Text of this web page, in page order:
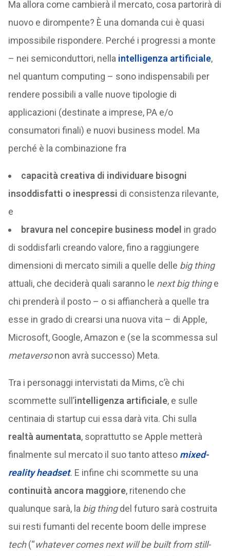
Ma allora come cambierà il mercato, cosa partorirà di
nuovo e dirompente? È una domanda cui è quasi
impossibile rispondere. Perché i progressi a monte
– nei semiconduttori, nella intelligenza artificiale,
nel quantum computing – sono indispensabili per
rendere possibili a valle nuove tipologie di
applicazioni (destinate a imprese, PA e/o
consumatori finali) e nuovi business model. Ma
perché è la combinazione fra
capacità creativa di individuare bisogni
insoddisfatti o inespressi di consistenza rilevante,
e
bravura nel concepire business model in grado
di soddisfarli creando valore, fino a raggiungere
dimensioni di mercato simili a quelle delle big thing
attuali, che deciderà quali saranno le next big thinge
chi prenderà il posto – o si affiancherà a quelle tra
esse in grado di crearsi una nuova vita – di Apple,
Microsoft, Google, Amazon e (se la scommessa sul
metaversonon avrà successo) Meta.
Tra i personaggi intervistati da Mims, c’è chi
scommette sull’intelligenza artificiale, e sulle
centinaia di startup cui essa darà vita. Chi sulla
realtà aumentata, soprattutto se Apple metterà
finalmente sul mercato il suo tanto atteso mixed-
reality headset. E infine chi scommette su una
continuità ancora maggiore, ritenendo che
qualunque sarà, la big thingdel futuro sarà costruita
sui resti fumanti del recente boom delle imprese
tech(“whatever comes next will be built from still-